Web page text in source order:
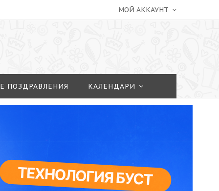
МОЙ АККАУНТ
ПОЗДРАВЛЕНИЯ КАЛЕНДАРИ